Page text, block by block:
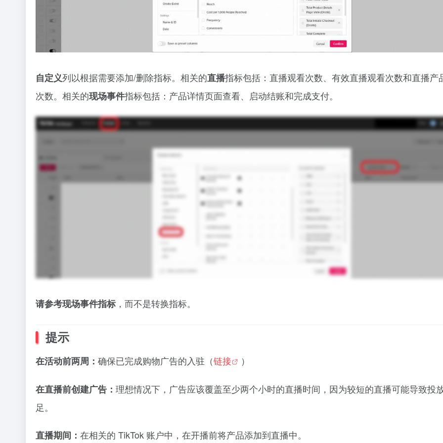
自定义列以根据需要添加/删除指标。相关的直播指标包括：直播观看次数、有效直播观看次数和直播产
次数。相关的现场事件指标包括：产品详情页面查看、启动结账和完成支付。
请参考现场事件指标，而不是转换指标。
提示
在活动前两周： 确保已完成购物广告的入驻（链接 ）
在直播前创建广告： 理想情况下，广告应该覆盖至少两个小时的直播时间，因为较短的直播可能导致投
足。
直播期间： 在相关的 TikTok 账户中，在开播前将产品添加到直播中。